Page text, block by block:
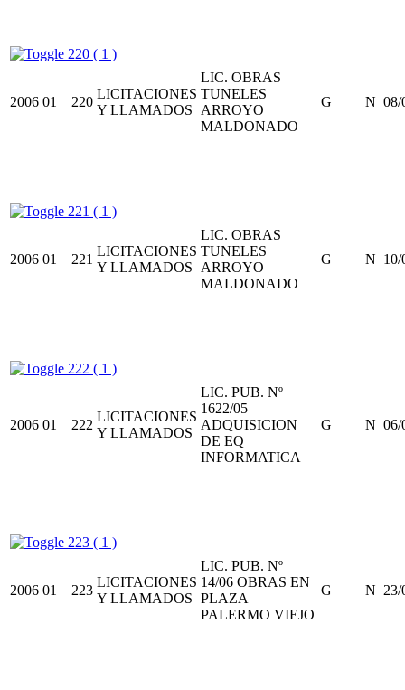
220 ( 1 )
2006 01 220
LICITACIONES
Y LLAMADOS
LIC. OBRAS
TUNELES
ARROYO
MALDONADO
G N 08/
221 ( 1 )
2006 01 221
LICITACIONES
Y LLAMADOS
LIC. OBRAS
TUNELES
ARROYO
MALDONADO
G N 10/
222 ( 1 )
2006 01 222
LICITACIONES
Y LLAMADOS
LIC. PUB. Nº
1622/05
ADQUISICION
DE EQ
INFORMATICA
G N 06/
223 ( 1 )
2006 01 223
LICITACIONES
Y LLAMADOS
LIC. PUB. Nº
14/06 OBRAS EN
PLAZA
PALERMO VIEJO
G N 23/